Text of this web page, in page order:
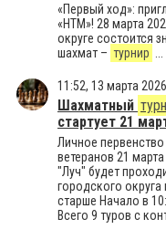
«Первый ход»:
«НТМ»! 28 марта
округе состоится
шахмат – турнир
11:52, 13 марта 2026
Шахматный
стартует 21
Личное
ветеранов 21
"Луч" будет
городского
старше Начало в
Всего 9 туров с